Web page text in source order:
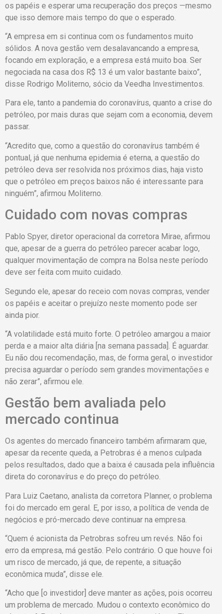
os papéis e esperar uma recuperação dos preços —mesmo
que isso demore mais tempo do que o esperado.
“A empresa em si continua com os fundamentos muito
sólidos. A nova gestão vem desalavancando a empresa,
focando em exploração, e a empresa está muito boa. Ser
negociada na casa dos R$ 13 é um valor bastante baixo”,
disse Rodrigo Moliterno, sócio da Veedha Investimentos.
Para ele, tanto a pandemia do coronavírus, quanto a crise do
petróleo, por mais duras que sejam com a economia, devem
passar.
“Acredito que, como a questão do coronavírus também é
pontual, já que nenhuma epidemia é eterna, a questão do
petróleo deva ser resolvida nos próximos dias, haja visto
que o petróleo em preços baixos não é interessante para
ninguém”, afirmou Moliterno.
Cuidado com novas compras
Pablo Spyer, diretor operacional da corretora Mirae, afirmou
que, apesar de a guerra do petróleo parecer acabar logo,
qualquer movimentação de compra na Bolsa neste período
deve ser feita com muito cuidado.
Segundo ele, apesar do receio com novas compras, vender
os papéis e aceitar o prejuízo neste momento pode ser
ainda pior.
“A volatilidade está muito forte. O petróleo amargou a maior
perda e a maior alta diária [na semana passada]. É aguardar.
Eu não dou recomendação, mas, de forma geral, o investidor
precisa aguardar o período sem grandes movimentações e
não zerar”, afirmou ele.
Gestão bem avaliada pelo
mercado continua
Os agentes do mercado financeiro também afirmaram que,
apesar da recente queda, a Petrobras é a menos culpada
pelos resultados, dado que a baixa é causada pela influência
direta do coronavírus e do preço do petróleo.
Para Luiz Caetano, analista da corretora Planner, o problema
foi do mercado em geral. E, por isso, a política de venda de
negócios e pró-mercado deve continuar na empresa.
“Quem é acionista da Petrobras sofreu um revés. Não foi
erro da empresa, má gestão. Pelo contrário. O que houve foi
um risco de mercado, já que, de repente, a situação
econômica muda”, disse ele.
“Acho que [o investidor] deve manter as ações, pois ocorreu
um problema de mercado. Mudou o contexto econômico do